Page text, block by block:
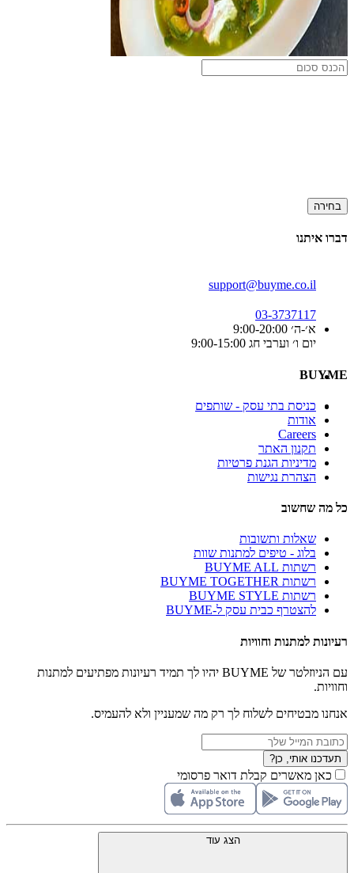
בחירה
דברו איתנו
support@buyme.co.il
03-3737117
א׳-ה׳ 9:00-20:00
יום ו׳ וערבי חג 9:00-15:00
BUYME
כניסת בתי עסק - שותפים
אודות
Careers
תקנון האתר
מדיניות הגנת פרטיות
הצהרת נגישות
כל מה שחשוב
שאלות ותשובות
בלוג - טיפים למתנות שוות
רשתות BUYME ALL
רשתות BUYME TOGETHER
רשתות BUYME STYLE
להצטרף כבית עסק ל-BUYME
רעיונות למתנות וחוויות
עם הניוזלטר של BUYME יהיו לך תמיד רעיונות מפתיעים למתנות
וחוויות.
אנחנו מבטיחים לשלוח לך רק מה שמעניין ולא להעמיס.
תעדכנו אותי, כן?
כאן מאשרים קבלת דואר פרסומי
הצג עוד